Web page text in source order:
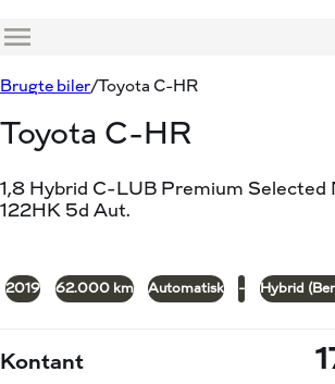
Menu
Brugte biler Toyota C-HR
Toyota C-HR
1,8 Hybrid C-LUB Premium Selected
122HK 5d Aut.
2019 62.000 km Automatisk - Hybrid
Kontant